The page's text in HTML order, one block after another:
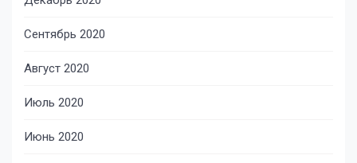
Сентябрь 2020
Август 2020
Июль 2020
Июнь 2020